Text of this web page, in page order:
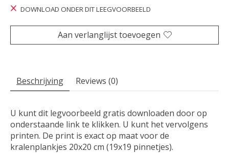
DOWNLOAD ONDER DIT LEEGVOORBEELD
Aan verlanglijst toevoegen
Beschrijving Reviews (0)
U kunt dit legvoorbeeld gratis downloaden door op
onderstaande link te klikken. U kunt het vervolgens
printen. De print is exact op maat voor de
kralenplankjes 20x20 cm (19x19 pinnetjes).